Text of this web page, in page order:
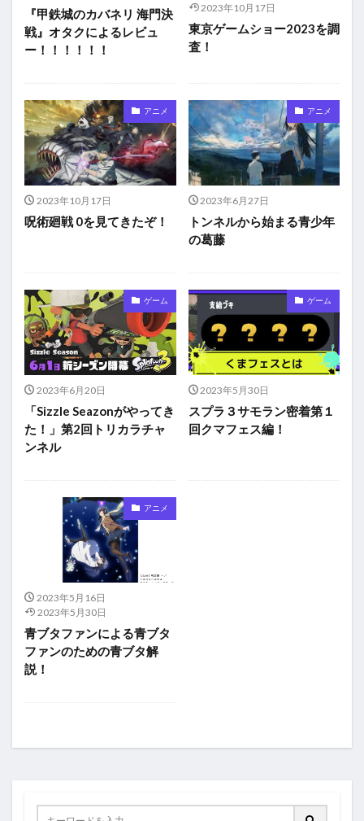
『甲鉄城のカバネリ 海門決
戦』オタクによるレビュ
ー！！！！！！
2023年10月17日
東京ゲームショー2023を調
査！
アニメ
2023年10月17日
呪術廻戦 0を見てきたぞ！
アニメ
2023年6月27日
トンネルから始まる青少年
の葛藤
ゲーム
2023年6月20日
「Sizzle Seazonがやってき
た！」第2回トリカラチャ
ンネル
ゲーム
2023年5月30日
スプラ３サモラン密着第１
回クマフェス編！
アニメ
2023年5月16日
2023年5月30日
青ブタファンによる青ブタ
ファンのための青ブタ解
説！